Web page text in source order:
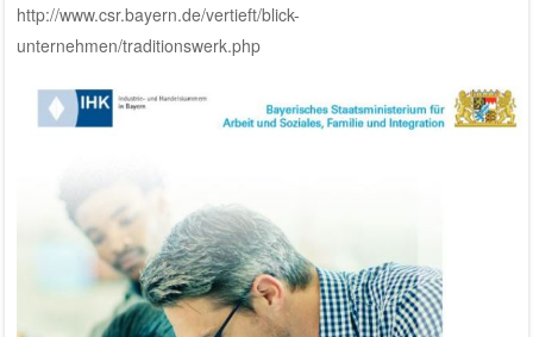
http://www.csr.bayern.de/vertieft/blick-
unternehmen/traditionswerk.php